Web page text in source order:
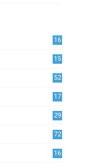
16
15
52
17
29
72
16